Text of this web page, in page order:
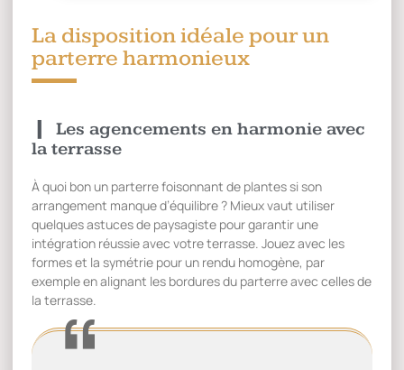
La disposition idéale pour un
parterre harmonieux
Les agencements en harmonie avec
la terrasse
À quoi bon un parterre foisonnant de plantes si son
arrangement manque d’équilibre ? Mieux vaut utiliser
quelques astuces de paysagiste pour garantir une
intégration réussie avec votre terrasse. Jouez avec les
formes et la symétrie pour un rendu homogène, par
exemple en alignant les bordures du parterre avec celles de
la terrasse.